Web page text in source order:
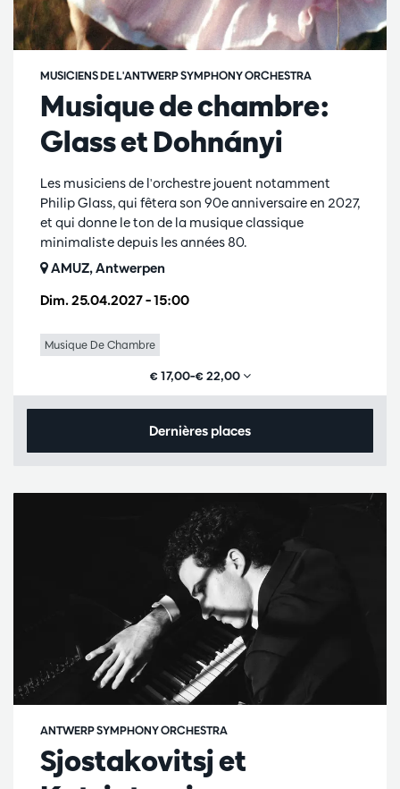
Musique de chambre:
Glass et Dohnányi
MUSICIENS DE L'ANTWERP SYMPHONY ORCHESTRA
Dim. 25.04.2027– 15:00
Les musiciens de l'orchestre jouent notamment
Philip Glass, qui fêtera son 90e anniversaire en 2027,
et qui donne le ton de la musique classique
minimaliste depuis les années 80.
AMUZ, Antwerpen
Musique De Chambre
€ 17,00–€ 22,00
Dernières places
Sjostakovitsj et
ANTWERP SYMPHONY ORCHESTRA